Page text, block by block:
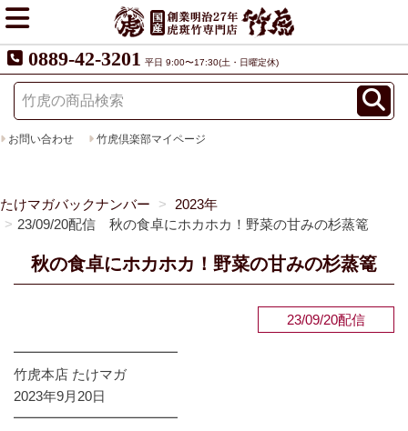
0889-42-3201 平日 9:00〜17:30(土・日曜定休)
お問い合わせ 竹虎倶楽部マイページ
たけマガバックナンバー
2023年
23/09/20配信 秋の食卓にホカホカ！野菜の甘みの杉蒸篭
秋の食卓にホカホカ！野菜の甘みの杉蒸篭
23/09/20配信
━━━━━━━━━━━━
竹虎本店 たけマガ
2023年9月20日
━━━━━━━━━━━━